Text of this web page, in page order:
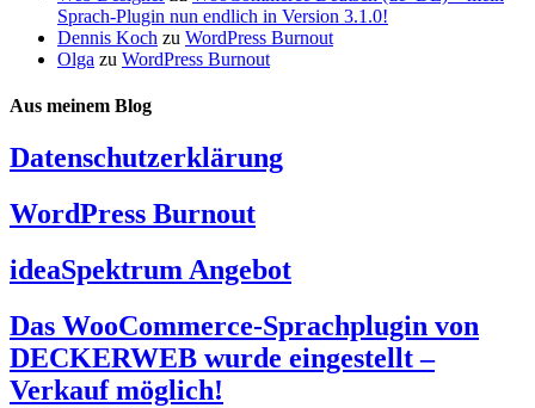
Sprach-Plugin nun endlich in Version 3.1.0!
Dennis Koch zu WordPress Burnout
Olga zu WordPress Burnout
Aus meinem Blog
Datenschutzerklärung
WordPress Burnout
ideaSpektrum Angebot
Das WooCommerce-Sprachplugin von
DECKERWEB wurde eingestellt –
Verkauf möglich!